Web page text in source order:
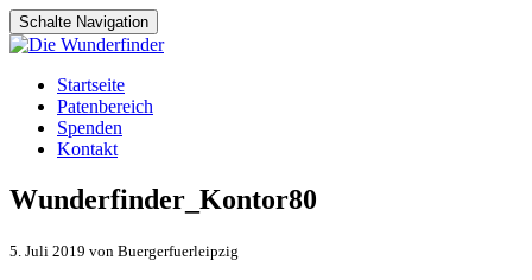
Schalte Navigation
Zum
Inhalt
springen
Startseite
Patenbereich
Spenden
Kontakt
Wunderfinder_Kontor80
5. Juli 2019 von Buergerfuerleipzig